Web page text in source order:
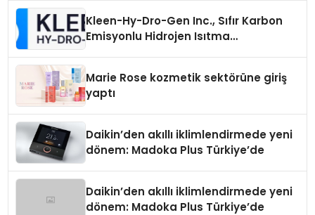
Kleen-Hy-Dro-Gen Inc., Sıfır Karbon
Emisyonlu Hidrojen Isıtma
Marie Rose kozmetik sektörüne giriş
yaptı
Daikin’den akıllı iklimlendirmede yeni
dönem: Madoka Plus Türkiye’de
Daikin’den akıllı iklimlendirmede yeni
dönem: Madoka Plus Türkiye’de